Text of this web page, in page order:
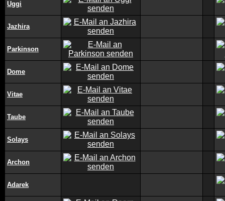
Uggi
Jazhira
Parkinson
Dome
Vitae
Taube
Solays
Archon
Adarek